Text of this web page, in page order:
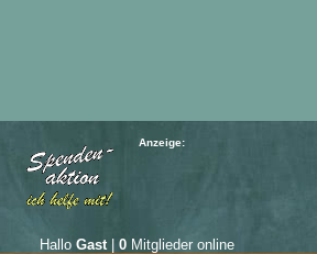
Anzeige:
Hallo Gast| 0Mitglieder online